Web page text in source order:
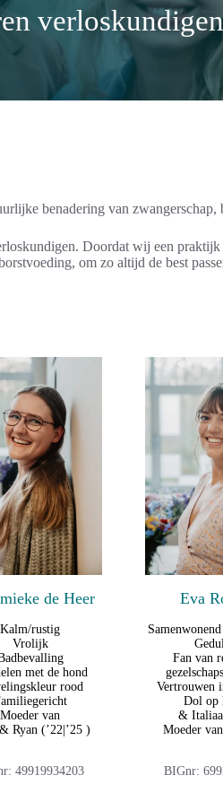
benadering van
Doordat wij een
om zo altijd de best
de Heer
Kalm/rustig
Vrolijk
met de hond
rood
Moeder van
Ryan (’22|’25 )
49919934203
Eva
Fan van
Vertrouwen
Dol op
&
Moeder
BIGnr: